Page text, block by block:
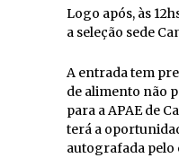
Logo após, às
a seleção sede
A entrada tem
de alimento não
para a APAE de
terá a
autografada pelo